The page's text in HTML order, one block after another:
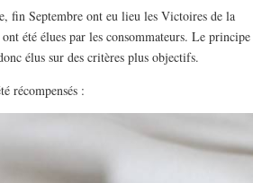
fin Septembre ont eu lieu les Victoires de la
été élues par les consommateurs. Le principe
élus sur des critères plus objectifs.
récompensés :